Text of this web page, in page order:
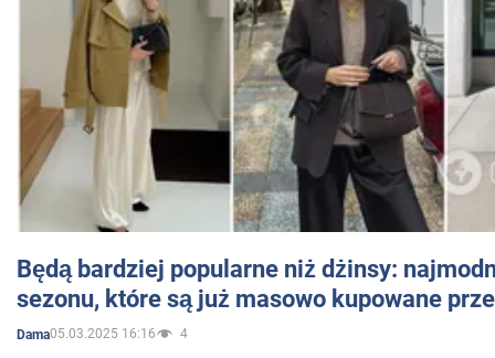
Będą bardziej popularne niż dżinsy:
sezonu, które są już masowo kupowane
Dama05.03.2025 16:16 4